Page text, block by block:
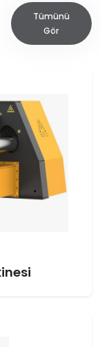
Tümünü
Gör